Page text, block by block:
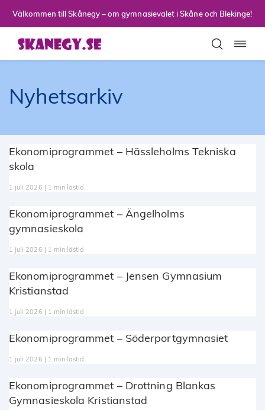
Välkommen till Skånegy – om gymnasievalet i Skåne och Blekinge!
Nyhetsarkiv
Ekonomiprogrammet – Hässleholms Tekniska
skola
1 juli 2026 | 1 min lästid
Ekonomiprogrammet – Ängelholms
gymnasieskola
1 juli 2026 | 1 min lästid
Ekonomiprogrammet – Jensen Gymnasium
Kristianstad
1 juli 2026 | 1 min lästid
Ekonomiprogrammet – Söderportgymnasiet
1 juli 2026 | 1 min lästid
Ekonomiprogrammet – Drottning Blankas
Gymnasieskola Kristianstad